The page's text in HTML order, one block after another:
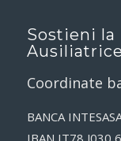
Sostieni la
Ausiliatrice
Coordinate
BANCA